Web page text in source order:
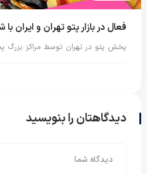
فعال در بازار پتو تهران و ایران
پخش پتو در تهران توسط مراکز بزرگ
دیدگاهتان را بنویسید